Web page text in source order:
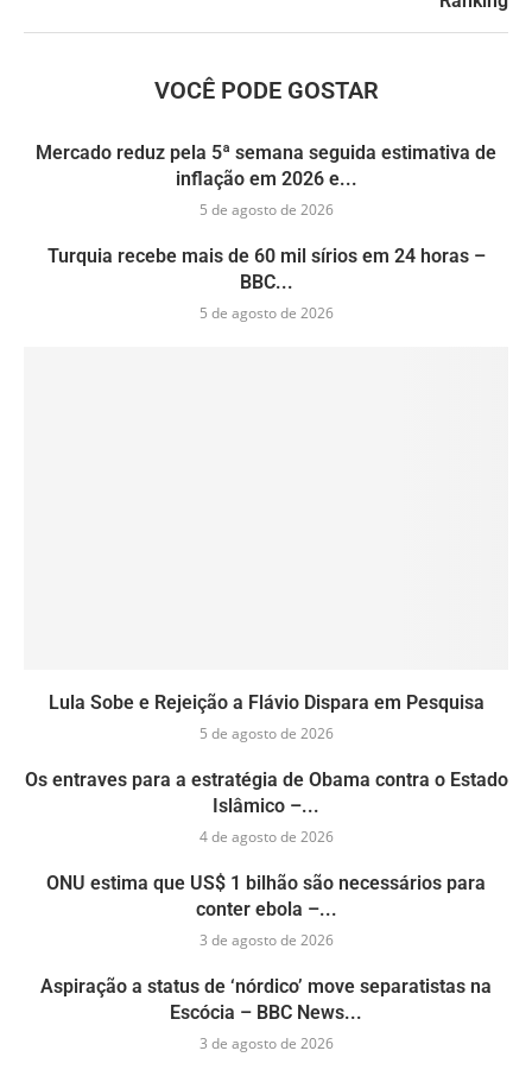
VOCÊ PODE GOSTAR
Mercado reduz pela 5ª semana seguida estimativa de
inflação em 2026 e...
5 de agosto de 2026
Turquia recebe mais de 60 mil sírios em 24 horas –
BBC...
5 de agosto de 2026
Lula Sobe e Rejeição a Flávio Dispara em Pesquisa
5 de agosto de 2026
Os entraves para a estratégia de Obama contra o Estado
Islâmico –...
4 de agosto de 2026
ONU estima que US$ 1 bilhão são necessários para
conter ebola –...
3 de agosto de 2026
Aspiração a status de ‘nórdico’ move separatistas na
Escócia – BBC News...
3 de agosto de 2026